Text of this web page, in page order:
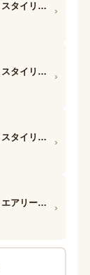
コーセーコスメポート サロンスタイル スタイリングムース(くっきりウェービー) ›
コーセーコスメポート サロンスタイル スタイリングムース (スーパーハード) ›
コーセーコスメポート サロンスタイル スタイリングムース (くっきりウェービー) ›
コーセーコスメポート サロンスタイル エアリーホイップワックス (ふわゆるストレート) ›